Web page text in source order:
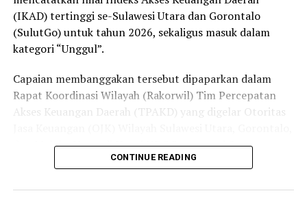
Denpasar menempati posisi puncak dengan tingkat rasa
aman masyarakat melebihi 81 persen, disusul oleh Kota
Yogyakarta, Surakarta, Semarang, Magelang, dan
Kota Gorontalo yang berada di urutan ketujuh berhasil
mengungguli sejumlah kota berkembang lainnya di
Singkawang. Capaian ini menjadi bukti konkret bahwa
Kota Gorontalo terus bertransformasi menjadi daerah
(IKAD) tertinggi se-Sulawesi Utara dan Gorontalo
(SulutGo) untuk tahun 2026, sekaligus masuk dalam
kategori “Unggul”.
Capaian membanggakan tersebut dipaparkan dalam
Rapat Koordinasi Wilayah (Rakorwil) Tim Percepatan
Akses Keuangan Daerah (TPAKD) yang digelar Otoritas
dan Maluku Utara di Hotel NDC Resort and Spa,
Manado, Sulawesi Utara, Rabu (29/7/2026).
Delegasi Pemkot Gorontalo dipimpin langsung oleh
CONTINUE READING